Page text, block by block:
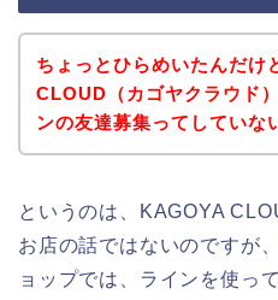
ちょっとひらめいたんだけ
CLOUD（カゴヤクラウド
ンの友達募集ってしていな
というのは、KAGOYA
お店の話ではないのですが
ョップでは、ラインを使っ